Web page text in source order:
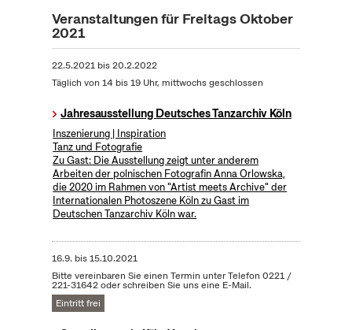
Veranstaltungen für Freitags Oktober
2021
22.5.2021bis20.2.2022
Täglich von 14 bis 19 Uhr, mittwochs geschlossen
Jahresausstellung Deutsches Tanzarchiv Köln
Inszenierung | Inspiration
Tanz und Fotografie
Zu Gast: Die Ausstellung zeigt unter anderem
Arbeiten der polnischen Fotografin Anna Orlowska,
die 2020 im Rahmen von "Artist meets Archive" der
Internationalen Photoszene Köln zu Gast im
Deutschen Tanzarchiv Köln war.
16.9. bis15.10.2021
Bitte vereinbaren Sie einen Termin unter Telefon 0221 /
221-31642 oder schreiben Sie uns eine E-Mail.
Eintritt frei